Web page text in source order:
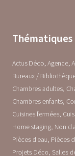
Thématiques
Actus Déco Agence
Bureaux /
Chambres adultes
Chambres enfants
Cuisines fermées
Home staging Non
Pièces d'eau Pièces
Projets Déco Salles